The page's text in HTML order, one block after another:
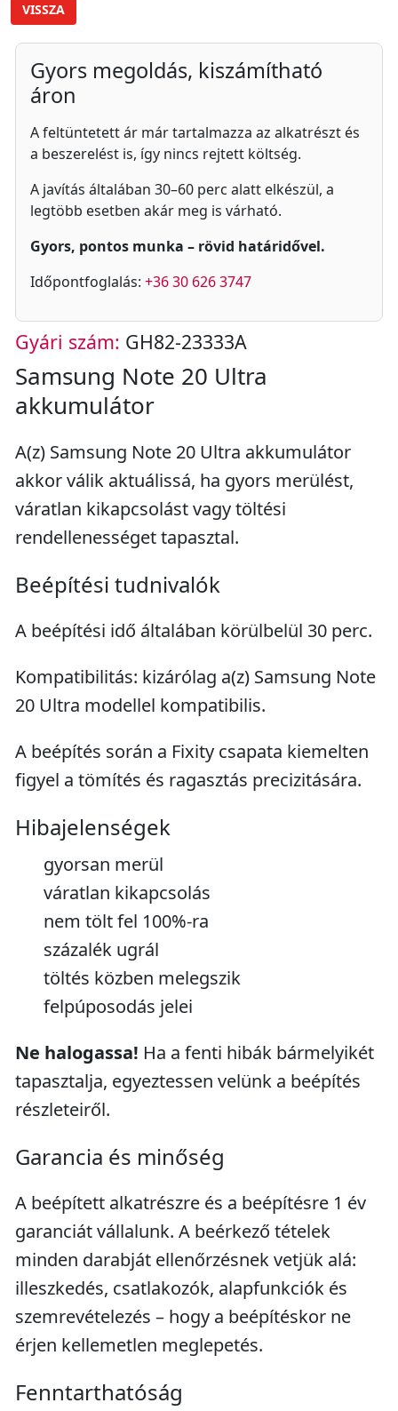
VISSZA
Gyors megoldás, kiszámítható
áron
A feltüntetett ár már tartalmazza az alkatrészt és
a beszerelést is, így nincs rejtett költség.
A javítás általában 30–60 perc alatt elkészül, a
legtöbb esetben akár meg is várható.
Gyors, pontos munka – rövid határidővel.
Időpontfoglalás: +36 30 626 3747
Gyári szám: GH82-23333A
Samsung Note 20 Ultra
akkumulátor
A(z) Samsung Note 20 Ultra akkumulátor
akkor válik aktuálissá, ha gyors merülést,
váratlan kikapcsolást vagy töltési
rendellenességet tapasztal.
Beépítési tudnivalók
A beépítési idő általában körülbelül 30 perc.
Kompatibilitás: kizárólag a(z) Samsung Note
20 Ultra modellel kompatibilis.
A beépítés során a Fixity csapata kiemelten
figyel a tömítés és ragasztás precizitására.
Hibajelenségek
gyorsan merül
váratlan kikapcsolás
nem tölt fel 100%-ra
százalék ugrál
töltés közben melegszik
felpúposodás jelei
Ne halogassa! Ha a fenti hibák bármelyikét
tapasztalja, egyeztessen velünk a beépítés
részleteiről.
Garancia és minőség
A beépített alkatrészre és a beépítésre 1 év
garanciát vállalunk. A beérkező tételek
minden darabját ellenőrzésnek vetjük alá:
illeszkedés, csatlakozók, alapfunkciók és
szemrevételezés – hogy a beépítéskor ne
érjen kellemetlen meglepetés.
Fenntarthatóság